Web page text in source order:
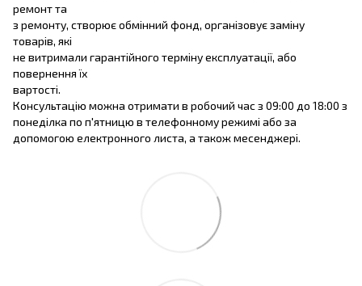
ремонт та
з ремонту, створює обмінний фонд, організовує заміну
товарів, які
не витримали гарантійного терміну експлуатації, або
повернення їх
вартості.
Консультацію можна отримати в робочий час з 09:00 до 18:00 з
понеділка по п'ятницю в телефонному режимі або за
допомогою електронного листа, а також месенджері.